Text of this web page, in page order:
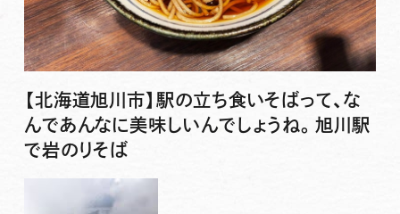
【北海道旭川市】駅の立ち食いそばって、な
んであんなに美味しいんでしょうね。旭川駅
で岩のりそば